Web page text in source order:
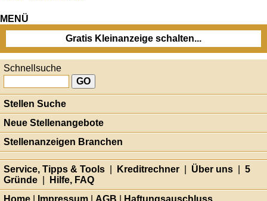
MENÜ
Gratis Kleinanzeige schalten...
Schnellsuche
Stellen Suche
Neue Stellenangebote
Stellenanzeigen Branchen
Service, Tipps & Tools Kreditrechner Über uns
5
Gründe
Hilfe, FAQ
Home
Impressum AGB Haftungsauschluss